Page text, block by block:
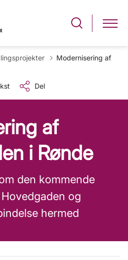
til
Modernisering af
Del
af
i Rønde
den kommende
og
hermed